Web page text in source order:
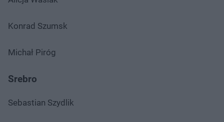
Konrad Szumsk
Michał Piróg
Srebro
Sebastian Szydlik